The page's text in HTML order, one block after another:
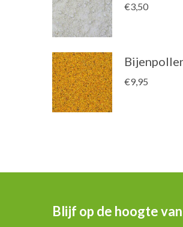
€3,50
€9,95
Blijf op de hoogte